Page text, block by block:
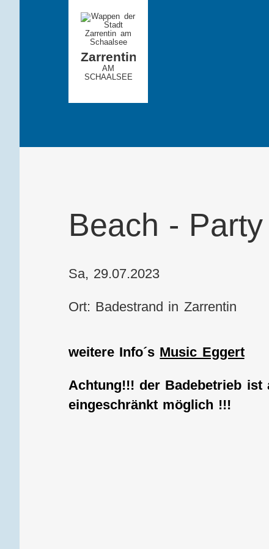
Zarrentin
AM
SCHAALSEE
Beach - Party
Sa, 29.07.2023
Ort: Badestrand in Zarrentin
weitere Info´s Music Eggert
Achtung!!! der Badebetrieb ist
eingeschränkt möglich !!!